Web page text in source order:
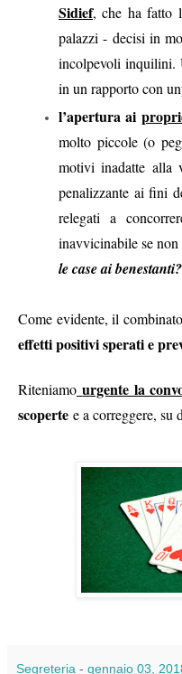
Sidief, che ha fatto
palazzi - decisi in
incolpevoli inquilini.
in un rapporto con un
l’apertura ai
molto piccole (o
motivi inadatte alla
penalizzante ai fini
relegati a
inavvicinabile se
le case ai benestanti?
Come evidente, il
effetti positivi sperati e
Riteniamo urgente la
scoperte e a correggere,
Segreteria - gennaio 03,